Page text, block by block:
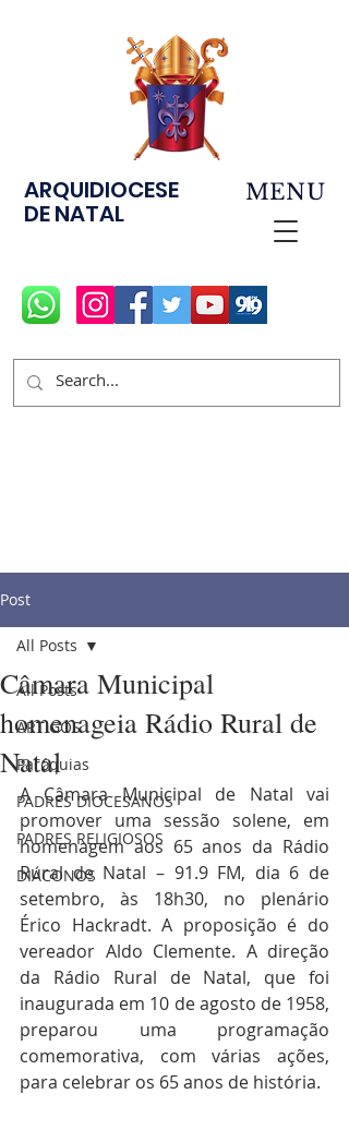
ARQUIDIOCESE
DE NATAL
MENU
Post
All Posts
ARTIGOS
Paróquias
PADRES DIOCESANOS
PADRES RELIGIOSOS
DIÁCONOS
All Posts
Câmara Municipal
homenageia Rádio Rural de
Natal
A Câmara Municipal de Natal vai
promover uma sessão solene, em
homenagem aos 65 anos da Rádio
Rural de Natal – 91.9 FM, dia 6 de
setembro, às 18h30, no plenário
Érico Hackradt. A proposição é do
vereador Aldo Clemente. A direção
da Rádio Rural de Natal, que foi
inaugurada em 10 de agosto de 1958,
preparou uma programação
comemorativa, com várias ações,
para celebrar os 65 anos de história.